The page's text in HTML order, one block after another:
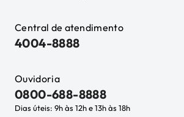
Central de atendimento
4004-8888
Ouvidoria
0800-688-8888
Dias úteis: 9h às 12h e 13h às 18h